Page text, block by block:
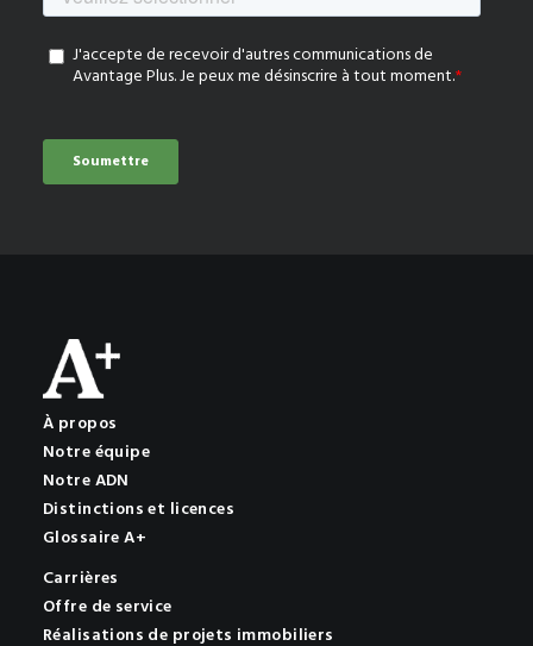
À propos
Notre équipe
Notre ADN
Distinctions et licences
Glossaire A+
Carrières
Offre de service
Réalisations de projets immobiliers